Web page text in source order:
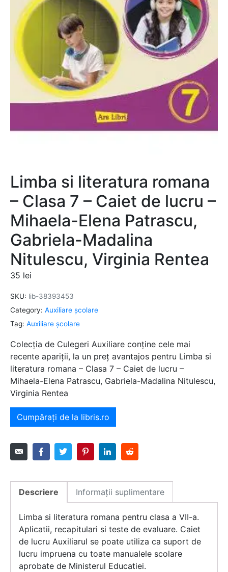
Limba si literatura romana
– Clasa 7 – Caiet de lucru –
Mihaela-Elena Patrascu,
Gabriela-Madalina
Nitulescu, Virginia Rentea
35 lei
SKU: lib-38393453
Category: Auxiliare şcolare
Tag: Auxiliare şcolare
Colecția de Culegeri Auxiliare conține cele mai
recente apariții, la un preț avantajos pentru Limba si
literatura romana – Clasa 7 – Caiet de lucru –
Mihaela-Elena Patrascu, Gabriela-Madalina Nitulescu,
Virginia Rentea
Cumpărați de la libris.ro
Descriere Informații suplimentare
Limba si literatura romana pentru clasa a VII-a.
Aplicatii, recapitulari si teste de evaluare. Caiet
de lucru Auxiliarul se poate utiliza ca suport de
lucru impruena cu toate manualele scolare
aprobate de Ministerul Educatiei.